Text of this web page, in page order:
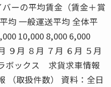
ーの平均賃金（賃金＋賞
均 一般運送平均 全体平
10,000 8,000 6,000
９月 ８月 ７月 ６月 ５月
ボックス 求貨求車情報
（取扱件数） 資料：全日